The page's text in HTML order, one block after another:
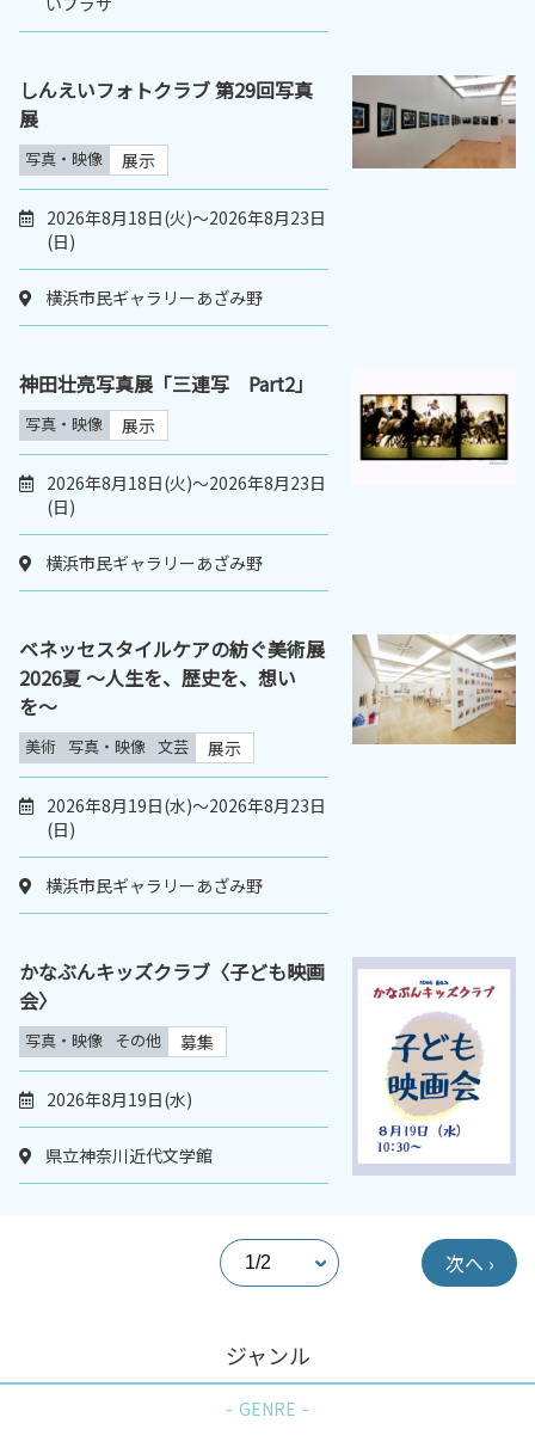
しんえいフォトクラブ 第29回写真
展
写真・映像 展示
2026年8月18日(火)～2026年8月23日
(日)
横浜市民ギャラリーあざみ野
神田壮亮写真展「三連写 Part2」
写真・映像 展示
2026年8月18日(火)～2026年8月23日
(日)
横浜市民ギャラリーあざみ野
ベネッセスタイルケアの紡ぐ美術展
2026夏 〜人生を、歴史を、想い
を〜
美術 写真・映像 文芸 展示
2026年8月19日(水)～2026年8月23日
(日)
横浜市民ギャラリーあざみ野
かなぶんキッズクラブ〈子ども映画
会〉
写真・映像 その他 募集
2026年8月19日(水)
県立神奈川近代文学館
次へ ›
ジャンル
GENRE